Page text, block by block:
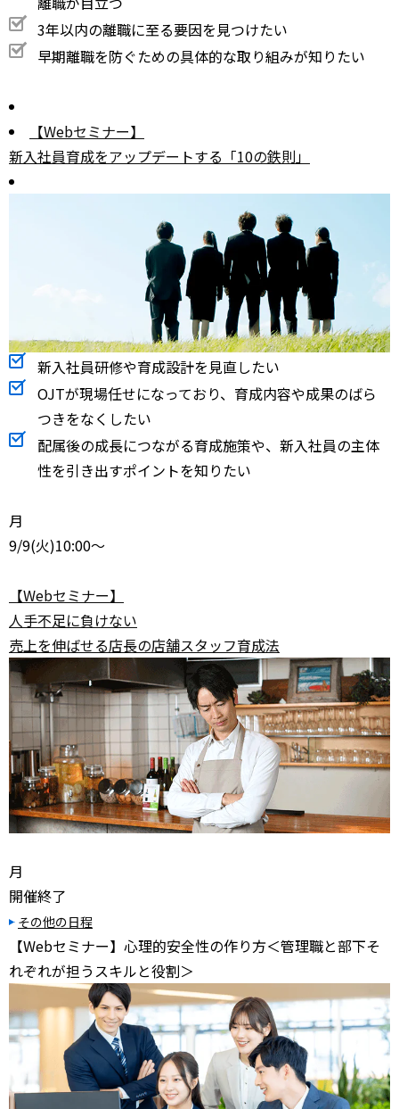
3年以内の離職に至る要因を見つけたい
早期離職を防ぐための具体的な取り組みが知りたい
【Webセミナー】
新入社員育成をアップデートする「10の鉄則」
新入社員研修や育成設計を見直したい
OJTが現場任せになっており、育成内容や成果のばら
つきをなくしたい
配属後の成長につながる育成施策や、新入社員の主体
性を引き出すポイントを知りたい
月
9/9(火)10:00～
【Webセミナー】
人手不足に負けない
売上を伸ばせる店長の店舗スタッフ育成法
月
開催終了
その他の日程
【Webセミナー】心理的安全性の作り方＜管理職と部下そ
れぞれが担うスキルと役割＞